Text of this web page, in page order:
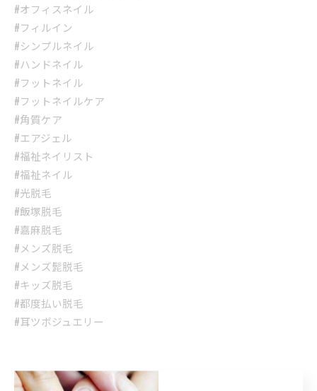
#オフィスネイル
#フィルイン
#シンプルネイル
#ハンドネイル
#フットネイル
#フットネイルケア
#角質ケア
#エアジェル
#福祉ネイリスト
#福祉ネイル
#光脱毛
#飯塚脱毛
#嘉麻脱毛
#メンズ脱毛
#メンズ髭脱毛
#キッズ脱毛
#都度払い脱毛
#耳ツボジュエリー